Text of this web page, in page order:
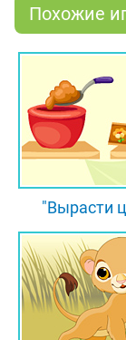
Похожие
"Вырасти